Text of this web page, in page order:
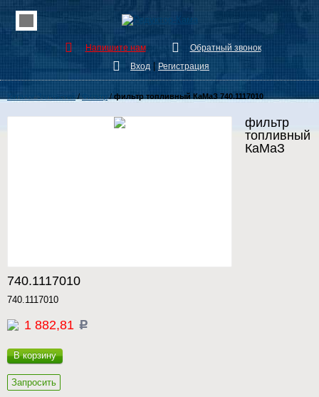
Напишите нам
Обратный звонок
Вход
Регистрация
Каталог Запчастей/Фильтр/фильтр топливный КаМаЗ 740.1117010
фильтр
топливный
КаМаЗ
740.1117010
740.1117010
1 882,81 c
В корзину
Запросить